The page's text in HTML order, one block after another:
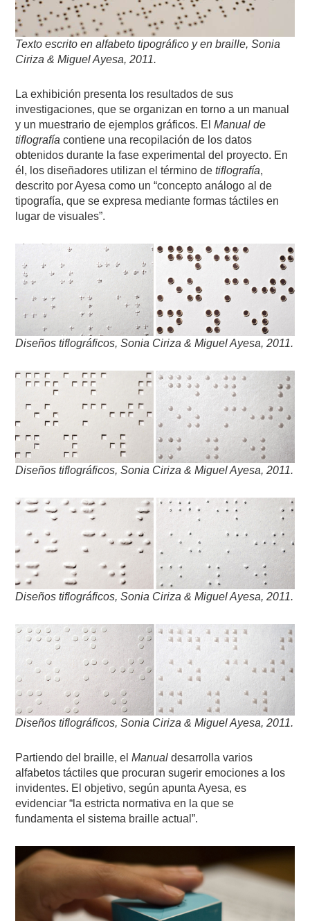
Texto escrito en alfabeto tipográfico y en braille, Sonia
Ciriza & Miguel Ayesa, 2011.
La exhibición presenta los resultados de sus
investigaciones, que se organizan en torno a un manual
y un muestrario de ejemplos gráficos. El Manual de
tiflografía contiene una recopilación de los datos
obtenidos durante la fase experimental del proyecto. En
él, los diseñadores utilizan el término detiflografía,
descrito por Ayesa como un “concepto análogo al de
tipografía, que se expresa mediante formas táctiles en
lugar de visuales”.
Diseños tiflográficos, Sonia Ciriza & Miguel Ayesa, 2011.
Diseños tiflográficos, Sonia Ciriza & Miguel Ayesa, 2011.
Diseños tiflográficos, Sonia Ciriza & Miguel Ayesa, 2011.
Diseños tiflográficos, Sonia Ciriza & Miguel Ayesa, 2011.
Partiendo del braille, el Manual desarrolla varios
alfabetos táctiles que procuran sugerir emociones a los
invidentes. El objetivo, según apunta Ayesa, es
evidenciar “la estricta normativa en la que se
fundamenta el sistema braille actual”.